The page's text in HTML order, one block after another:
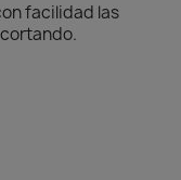
facilidad las